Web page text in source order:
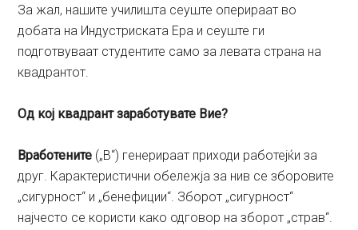
За жал, нашите училишта сеуште оперираат во
добата на Индустриската Ера и сеуште ги
подготвуваат студентите само за левата страна на
квадрантот.
Од кој квадрант заработувате Вие?
Вработените („В“) генерираат приходи работејќи за
друг. Карактеристични обележја за нив се зборовите
„сигурност“ и „бенефиции“. Зборот „сигурност“
најчесто се користи како одговор на зборот „страв“.